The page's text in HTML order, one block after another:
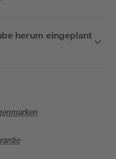
herum eingeplant